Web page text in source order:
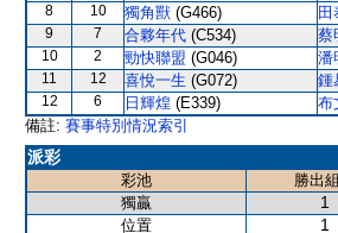
8
10 獨角獸 (G466) 田
9
7 合夥年代 (C534) 蔡
10
2 勁快聯盟 (G046) 潘
11
12 喜悅一生 (G072) 鍾
12
6 日輝煌 (E339) 布
備註: 賽事特別情況索引
派彩
彩池 勝出
獨贏
1
位置 1